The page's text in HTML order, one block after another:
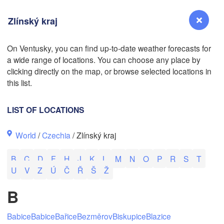
Zlínský kraj
On Ventusky, you can find up-to-date weather forecasts for
a wide range of locations. You can choose any place by
clicking directly on the map, or browse selected locations in
this list.
LIST OF LOCATIONS
World /Czechia / Zlínský kraj
B C D F H J K L M N O P R S
T
U
V Z Ú Č Ř Š Ž
B
BabiceBabiceBařiceBezměrovBiskupiceBlazice
Los Angeles
Las Vegas
Reno
CALIFORNIA
L